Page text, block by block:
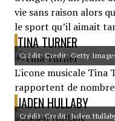
vie sans raison alors
le sport qu’il aimait
TINA TURNER
Crédit: Credit: Getty
L'icone musicale Tina
rapportent de
JADEN HULLABY
Crédit: Credit: Jaden